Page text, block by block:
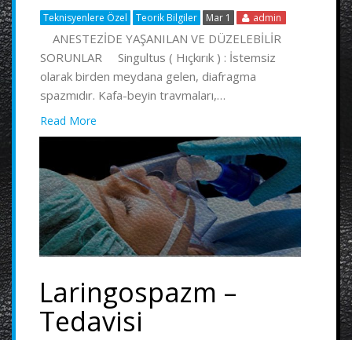
Teknisyenlere Özel Teorik Bilgiler Mar 1 admin
ANESTEZİDE YAŞANILAN VE DÜZELEBİLİR
SORUNLAR Singultus ( Hıçkırık ) : İstemsiz
olarak birden meydana gelen, diafragma
spazmıdır. Kafa-beyin travmaları,…
Read More
Laringospazm –
Tedavisi